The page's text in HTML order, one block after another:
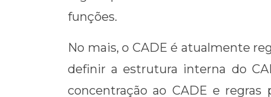
funções.
No mais, o CADE é atualmente
definir a estrutura interna do
concentração ao CADE e